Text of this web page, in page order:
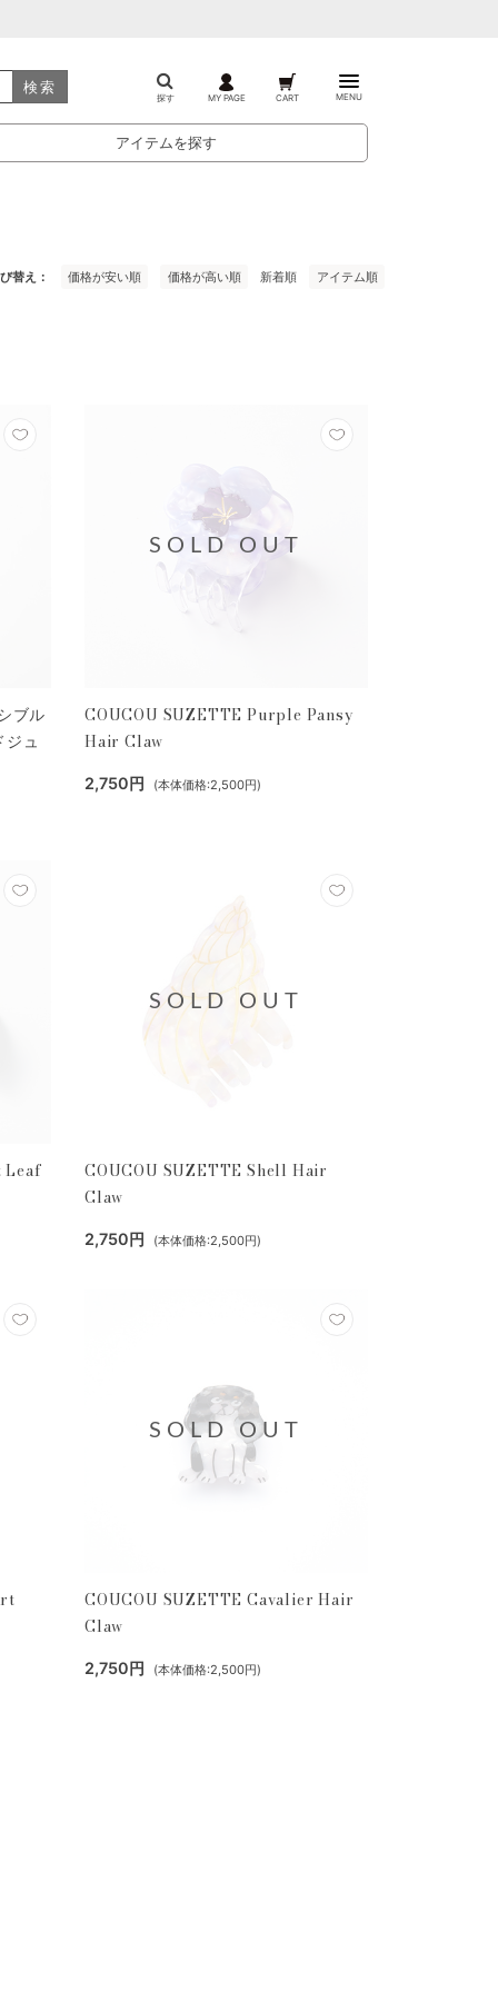
検索
探す MY PAGE CART MENU
アイテムを探す
替え 価格が安い順 価格が高い順 新着順 アイテム順
ブル
ュ
COUCOU SUZETTE Purple Pansy
Hair Claw
2,750円 (本体価格:2,500円)
SOLD OUT
Leaf
COUCOU SUZETTE Shell Hair
Claw
2,750円 (本体価格:2,500円)
SOLD OUT
COUCOU SUZETTE Cavalier Hair
Claw
2,750円 (本体価格:2,500円)
SOLD OUT